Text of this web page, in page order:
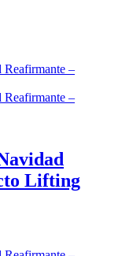
Lifting